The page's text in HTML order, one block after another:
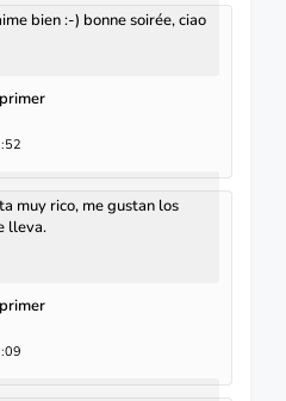
bien :-) bonne soirée, ciao
muy rico, me gustan los
lleva.